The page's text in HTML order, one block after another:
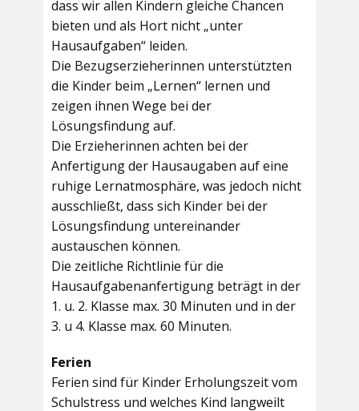
dass wir allen Kindern gleiche Chancen
bieten und als Hort nicht „unter
Hausaufgaben“ leiden.
Die Bezugserzieherinnen unterstützten
die Kinder beim „Lernen“ lernen und
zeigen ihnen Wege bei der
Lösungsfindung auf.
Die Erzieherinnen achten bei der
Anfertigung der Hausaugaben auf eine
ruhige Lernatmosphäre, was jedoch nicht
ausschließt, dass sich Kinder bei der
Lösungsfindung untereinander
austauschen können.
Die zeitliche Richtlinie für die
Hausaufgabenanfertigung beträgt in der
1. u. 2. Klasse max. 30 Minuten und in der
3. u 4. Klasse max. 60 Minuten.
Ferien
Ferien sind für Kinder Erholungszeit vom
Schulstress und welches Kind langweilt